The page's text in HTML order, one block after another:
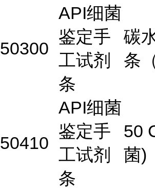
50300
API细菌
鉴定手
工试剂
条
碳
条
50410
API细菌
鉴定手
工试剂
条
50
菌)